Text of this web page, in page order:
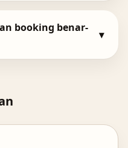
booking benar-
▾